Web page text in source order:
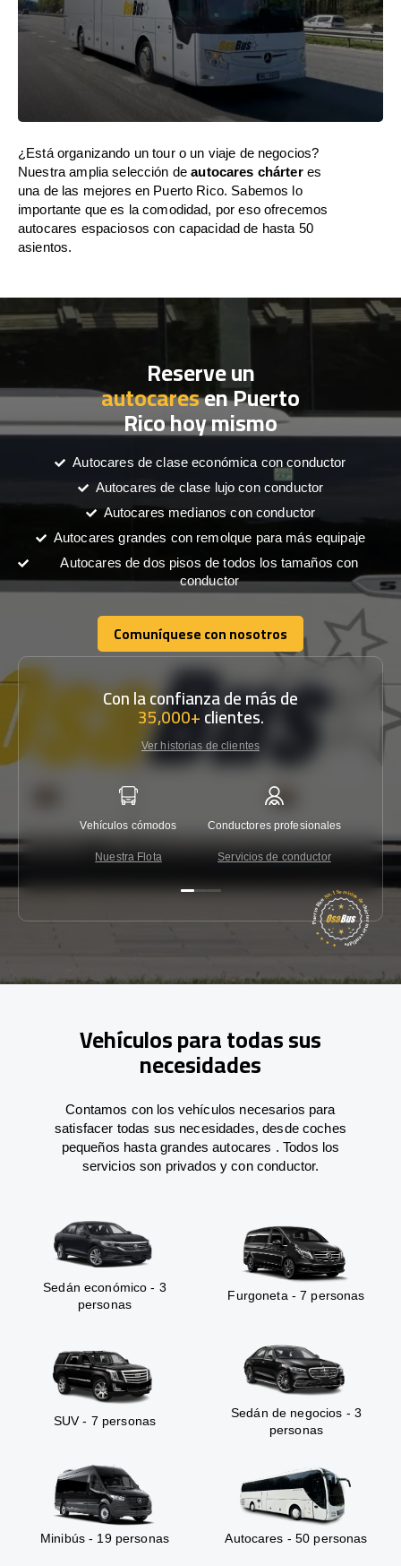
¿Está organizando un tour o un viaje de negocios?
Nuestra amplia selección deautocares chárteres
una de las mejores en Puerto Rico. Sabemos lo
importante que es la comodidad, por eso ofrecemos
autocares espaciosos con capacidad de hasta 50
asientos.
Reserve un
autocaresen Puerto
Rico hoy mismo
Autocares de clase económica con conductor
Autocares de clase lujo con conductor
Autocares medianos con conductor
Autocares grandes con remolque para más equipaje
Autocares de dos pisos de todos los tamaños con
conductor
Comuníquese con nosotros
Comuníquese con nosotros
Con la confianza de más de
35,000+clientes.
Ver historias de clientes
Vehículos cómodos
Nuestra Flota
Conductores profesionales
Servicios de conductor
Vehículos para todas sus
necesidades
Contamos con los vehículos necesarios para
satisfacer todas sus necesidades, desde coches
pequeños hasta grandes autocares . Todos los
servicios son privados y con conductor.
Sedán económico - 3
personas
Furgoneta - 7 personas
SUV - 7 personas
Sedán de negocios - 3
personas
Minibús - 19 personas Autocares - 50 personas